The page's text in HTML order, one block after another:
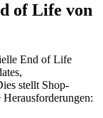
of Life von
End of Life
stellt Shop-